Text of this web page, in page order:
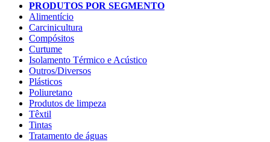
PRODUTOS POR SEGMENTO
Alimentício
Carcinicultura
Compósitos
Curtume
Isolamento Térmico e Acústico
Outros/Diversos
Plásticos
Poliuretano
Produtos de limpeza
Têxtil
Tintas
Tratamento de águas